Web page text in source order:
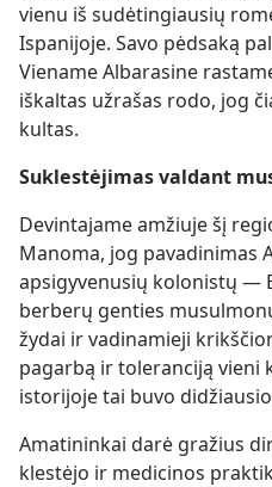
vienu iš sudėtingiausių
Ispanijoje. Savo pėdsaką
Viename Albarasine
iškaltas užrašas rodo, jog
kultas.
Suklestėjimas valdant
Devintajame amžiuje šį
Manoma, jog pavadinimas
apsigyvenusių kolonistų —
berberų genties
žydai ir vadinamieji
pagarbą ir toleranciją vieni
istorijoje tai buvo
Amatininkai darė gražius
klestėjo ir medicinos